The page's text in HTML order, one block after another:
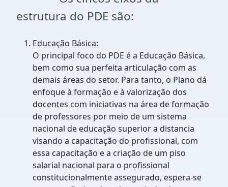
estrutura do PDE são:
Educação Básica:
O principal foco do PDE é a Educação Básica,
bem como sua perfeita articulação com as
demais áreas do setor. Para tanto, o Plano dá
enfoque à formação e à valorização dos
docentes com iniciativas na área de formação
de professores por meio de um sistema
nacional de educação superior a distancia
visando a capacitação do profissional, com
essa capacitação e a criação de um piso
salarial nacional para o profissional
constitucionalmente assegurado, espera-se